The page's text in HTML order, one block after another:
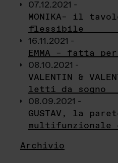
07.12.2021 -
MONIKA– il
flessibile
16.11.2021 -
EMMA – fatta
08.10.2021 -
VALENTIN &
letti da sogno
08.09.2021 -
GUSTAV, la
Archivio